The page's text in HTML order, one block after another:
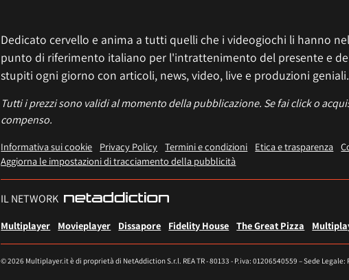
Dedicato cervello e anima a tutti quelli che i videogiochi li hanno
punto di riferimento italiano per l'intrattenimento del presente e
stupiti ogni giorno con articoli, news, video, live e produzioni geniali.
Tutti i prezzi sono validi al momento della pubblicazione. Se fai click o
compenso.
Informativa sui cookie Privacy Policy Termini e condizioni Etica e trasparenza
Aggiorna le impostazioni di tracciamento della pubblicità
IL NETWORK
Multiplayer Movieplayer Dissapore Fidelity House The Great Pizza
© 2026 Multiplayer.it è di proprietà di NetAddiction S.r.l. REA TR - 80133 - P.iva: 01206540559 – Sede Legale: